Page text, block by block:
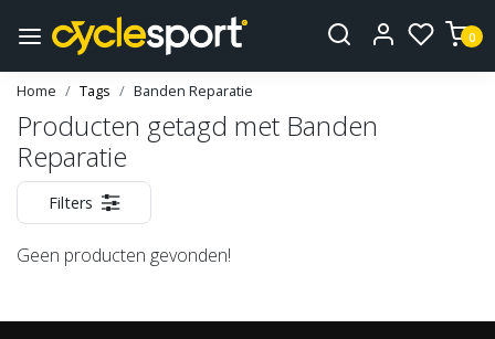
0
Home Tags Banden Reparatie
Producten getagd met Banden
Reparatie
Filters
Geen producten gevonden!